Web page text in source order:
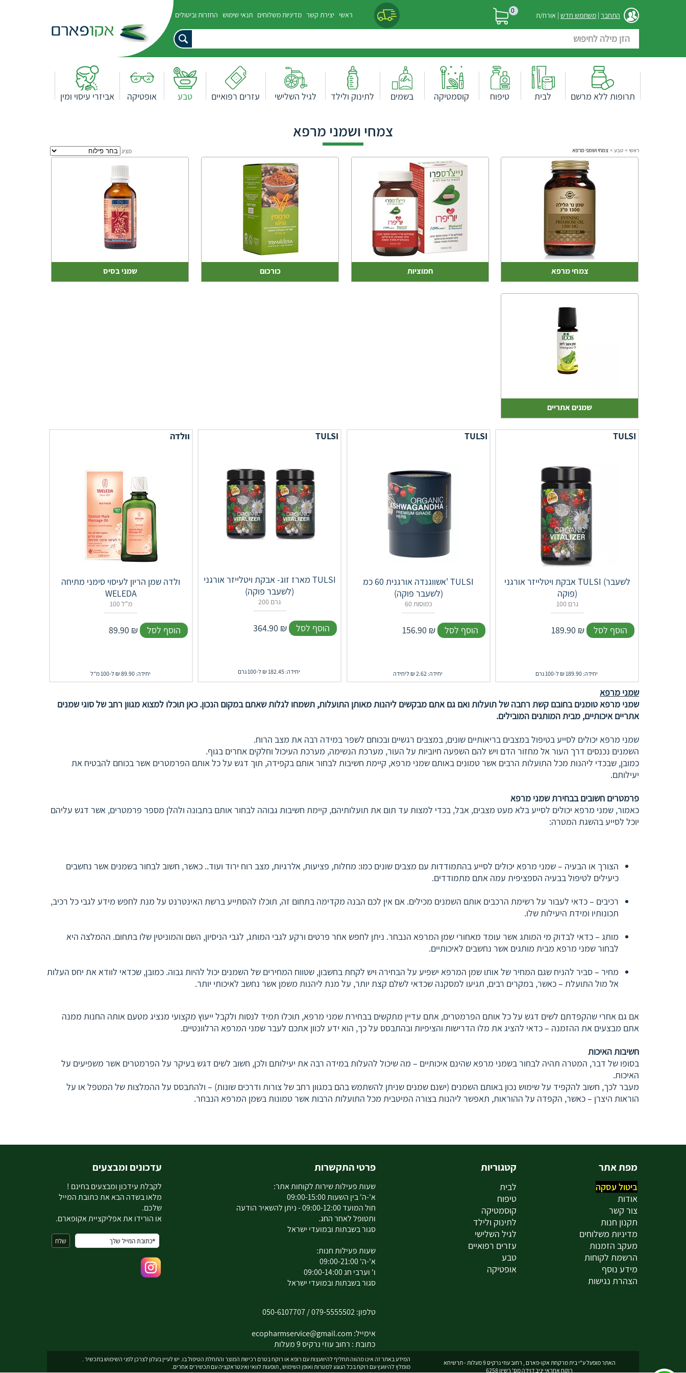
התחבר | משתמש חדש | אורח/ת 0 ראשי יצירת קשר מדיניות משלוחים תנאי שימוש החזרות וביטולים
תרופות ללא מרשם לבית טיפוח קוסמטיקה בשמים לתינוק ולילד לגיל השלישי עזרים רפואיים טבע אופטיקה אביזרי עיסוי ומין
צמחי ושמני מרפא
ראשי > טבע > צמחי ושמני מרפא מציג
צמחי מרפא חמוציות כורכום שמני בסיס
שמנים אתריים
TULSI
אבקת ויטלייזר אורגני TULSI (לשעבר
פוקה)
100 גרם
189.90 ₪ הוסף לסל
יחידה: 189.90 ₪ ל-100 גרם
TULSI
אשווגנדה אורגנית 60 כמ' TULSI
(לשעבר פוקה)
60 כמוסות
156.90 ₪ הוסף לסל
יחידה: 2.62 ₪ ליחידה
TULSI
מארז זוג- אבקת ויטלייזר אורגני TULSI
(לשעבר פוקה)
200 גרם
364.90 ₪ הוסף לסל
יחידה: 182.45 ₪ ל-100 גרם
וולדה
ולדה שמן הריון לעיסוי סימני מתיחה
WELEDA
100 מ"ל
89.90 ₪ הוסף לסל
יחידה: 89.90 ₪ ל-100 מ"ל
שמני מרפא
שמני מרפא טומנים בחובם קשת רחבה של תועלות ואם גם אתם מבקשים ליהנות מאותן התועלות, תשמחו לגלות שאתם במקום הנכון. כאן תוכלו למצוא מגוון רחב של סוגי שמנים
אתריים איכותיים, מבית המותגים המובילים.
שמני מרפא יכולים לסייע בטיפול במצבים בריאותיים שונים, במצבים רגשיים ובכוחם לשפר במידה רבה את מצב הרוח.
השמנים נכנסים דרך העור אל מחזור הדם ויש להם השפעה חיוביות על העור, מערכת הנשימה, מערכת העיכול וחלקים אחרים בגוף.
כמובן, שבכדי ליהנות מכל התועלות הרבים אשר טמונים באותם שמני מרפא, קיימת חשיבות לבחור אותם בקפידה, תוך דגש על כל אותם הפרמטרים אשר בכוחם להבטיח את
יעילותם.
פרמטרים חשובים בבחירת שמני מרפא
כאמור, שמני מרפא יכולים לסייע בלא מעט מצבים, אבל, בכדי למצות עד תום את תועלותיהם, קיימת חשיבות גבוהה לבחור אותם בתבונה ולהלן מספר פרמטרים, אשר דגש עליהם
יוכל לסייע בהשגת המטרה:
הצורך או הבעיה – שמני מרפא יכולים לסייע בהתמודדות עם מצבים שונים כמו: מחלות, פציעות, אלרגיות, מצב רוח ירוד ועוד.. כאשר, חשוב לבחור בשמנים אשר נחשבים
כיעילים לטיפול בבעיה הספציפית עמה אתם מתמודדים.
רכיבים – כדאי לעבור על רשימת הרכבים אותם השמנים מכילים. אם אין לכם הבנה מקדימה בתחום זה, תוכלו להסתייע ברשת האינטרנט על מנת לחפש מידע לגבי כל רכיב,
תכונותיו ומידת היעילות שלו.
מותג – כדאי לבדוק מי המותג אשר עומד מאחורי שמן המרפא הנבחר. ניתן לחפש אחר פרטים ורקע לגבי המותג, לגבי הניסיון, השם והמוניטין שלו בתחום. ההמלצה היא
לבחור שמני מרפא מבית מותגים אשר נחשבים לאיכותיים.
מחיר – סביר להניח שגם המחיר של אותו שמן המרפא ישפיע על הבחירה ויש לקחת בחשבון, שטווח המחירים של השמנים יכול להיות גבוה. כמובן, שכדאי לוודא את יחס העלות
אל מול התועלת – כאשר, במקרים רבים, תגיעו למסקנה שכדאי לשלם קצת יותר, על מנת ליהנות משמן אשר נחשב לאיכותי יותר.
אם גם אחרי שהקפדתם לשים דגש על כל אותם הפרמטרים, אתם עדיין מתקשים בבחירת שמני מרפא, תוכלו תמיד לנסות ולקבל ייעוץ מקצועי מנציג מטעם אותה החנות ממנה
אתם מבצעים את ההזמנה – כדאי להציג את מלו הדרישות והציפיות ובהתבסס על כך, הוא ידע לכוון אתכם לעבר שמני המרפא הרלוונטיים.
חשיבות האיכות
בסופו של דבר, המטרה תהיה לבחור בשמני מרפא שהינם איכותיים – מה שיכול להעלות במידה רבה את יעילותם ולכן, חשוב לשים דגש בעיקר על הפרמטרים אשר משפיעים על
האיכות.
מעבר לכך, חשוב להקפיד על שימוש נכון באותם השמנים (ישנם שמנים שניתן להשתמש בהם במגוון רחב של צורות ודרכים שונות) – ולהתבסס על ההמלצות של המטפל או על
הוראות היצרן – כאשר, הקפדה על ההוראות, תאפשר ליהנות בצורה המיטבית מכל התועלות הרבות אשר טמונות בשמן המרפא הנבחר.
מפת אתר
ביטול עסקה
אודות
צור קשר
תקנון חנות
מדיניות משלוחים
מעקב הזמנות
הרשמת לקוחות
מידע נוסף
הצהרת נגישות
קטגוריות
לבית
טיפוח
קוסמטיקה
לתינוק ולילד
לגיל השלישי
עזרים רפואיים
טבע
אופטיקה
פרטי התקשרות
שעות פעילות שירות לקוחות אתר:
א'-ה' בין השעות 09:00-15:00
חול המועד 09:00-12:00 - ניתן להשאיר הודעה
ותטופל לאחר החג.
סגור בשבתות ובמועדי ישראל
שעות פעילות חנות:
א'-ה' 09:00-21:00
ו' וערבי חג 09:00-14:00
סגור בשבתות ובמועדי ישראל
טלפון:079-5555502
/
050-6107707
אימייל: ecopharmservice@gmail.com
כתובת : רחוב עוזי נרקיס 9 מעלות
עדכונים ומבצעים
לקבלת עידכון ומבצעים בחינם !
מלאו בשדה הבא את כתובת המייל
שלכם.
או הורידו את אפליקציית אקופארם.
האתר מופעל ע"י בית מרקחת אקו-פארם , רחוב עוזי נרקיס 9 מעלות - תרשיחא
רוקח אחראי יניב דוידה מס' רשיון 6258
המידע באתר זה אינו מהווה תחליף להיוועצות עם רופא או רוקח בטרם רכישת המוצר והתחלת הטיפול בו. יש לעיין בעלון לצרכן לפני השימוש בתכשיר .
מומלץ להיוועץ עם רוקח בכל הנוגע למטרות ואופן השימוש , תופעות לוואי ואינטראקציה עם תכשירים אחרים.